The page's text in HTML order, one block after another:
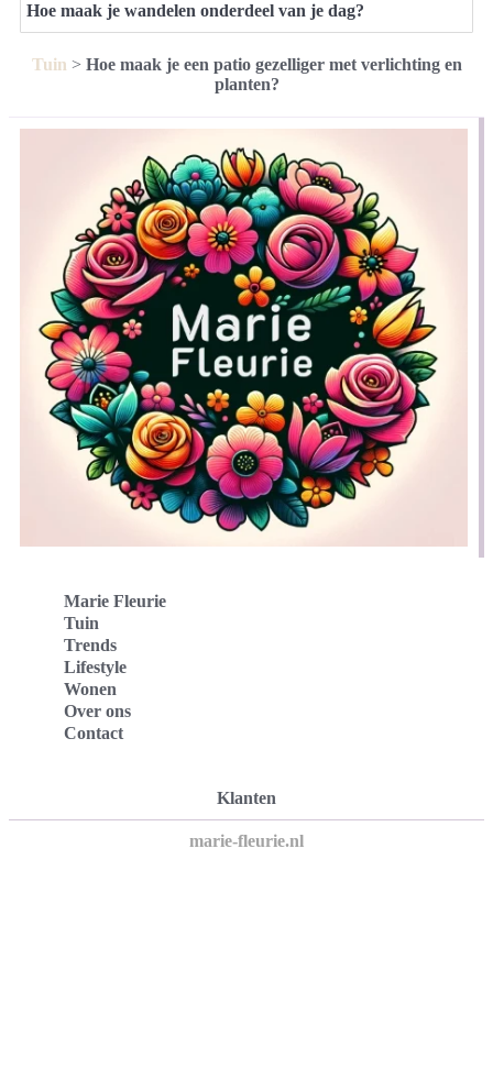
Hoe maak je wandelen onderdeel van je dag?
Tuin > Hoe maak je een patio gezelliger met verlichting en
planten?
Marie Fleurie
Tuin
Trends
Lifestyle
Wonen
Over ons
Contact
Klanten
marie-fleurie.nl